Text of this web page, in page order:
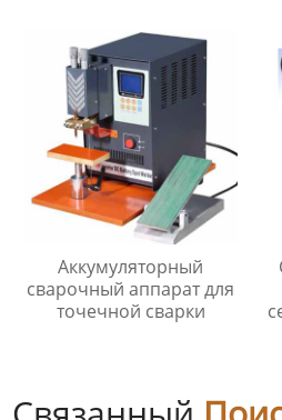
Аккумуляторный
сварочный аппарат для
точечной сварки